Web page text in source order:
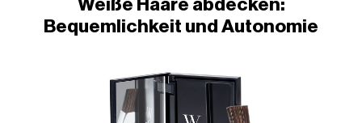
Weiße Haare abdecken:
Bequemlichkeit und Autonomie